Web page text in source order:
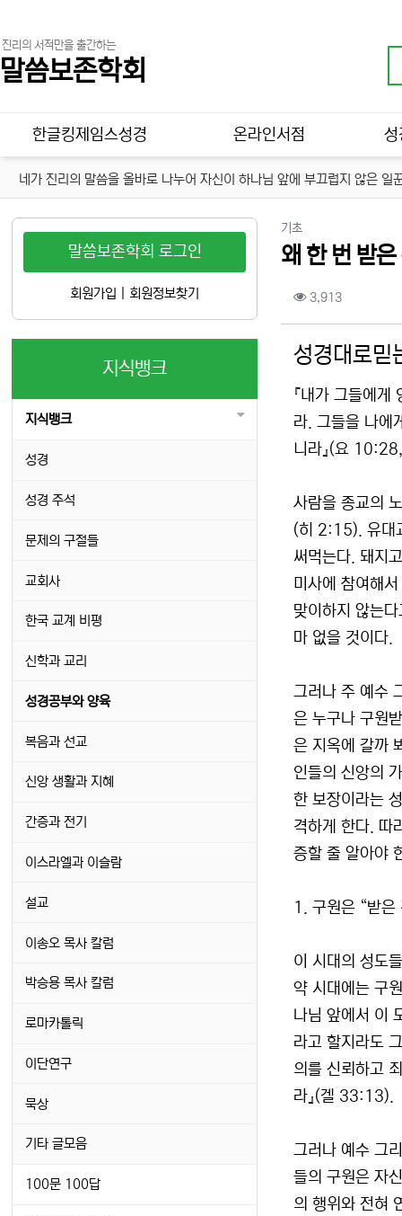
진리의 서적만을 출간하는
말씀보존학회
메인 메뉴
한글킹제임스성경 온라인서점 성
네가 진리의 말씀을 올바로 나누어 자신이 하나님 앞에 부끄럽지 않은
기초
왜 한 번 받
컨텐츠 정보
3,913조회
성경대로믿
『내가 그들에
라. 그들을 나에
니라』(요
사람을 종교의
(히 2:15). 유대
써먹는다. 돼지
미사에 참여해
맞이하지 않는
마 없을 것이다.
그러나 주 예수
은 누구나 구원
은 지옥에 갈까
인들의 신앙의
한 보장이라는
격하게 한다. 따
증할 줄 알아야
1. 구원은 “받은
이 시대의 성도
약 시대에는 구
나님 앞에서 이
라고 할지라도
의를 신뢰하고
라』(겔 33:13).
그러나 예수 그
들의 구원은 자
의 행위와 전혀
말씀보존학회 로그인
회원가입 회원정보찾기
지식뱅크
지식뱅크
성경
성경 주석
문제의 구절들
교회사
한국 교계 비평
신학과 교리
성경공부와 양육
복음과 선교
신앙 생활과 지혜
간증과 전기
이스라엘과 이슬람
설교
이송오 목사 칼럼
박승용 목사 칼럼
로마카톨릭
이단연구
묵상
기타 글모음
100문 100답